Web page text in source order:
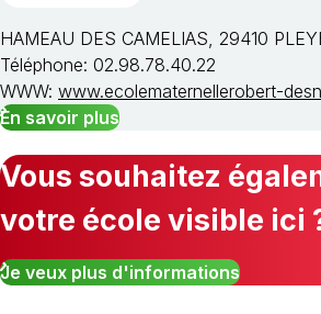
HAMEAU DES CAMELIAS, 29410
Téléphone: 02.98.78.40.22
WWW: www.ecolematernellerobert-
En savoir plus
Vous souhaitez
votre école visible ici
Je veux plus d'informations